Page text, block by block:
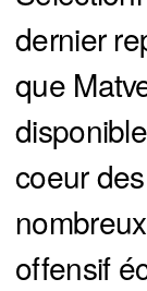
dernier
que
coeur
offensif